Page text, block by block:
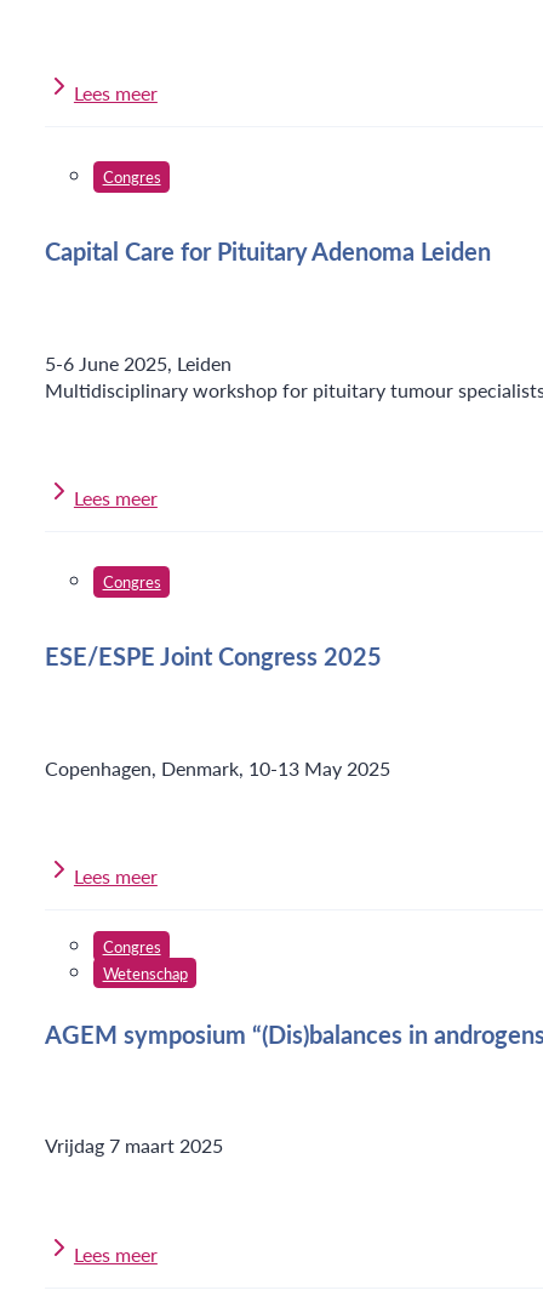
Lees meer
Capital Care for Pituitary Adenoma Leiden
Congres
5-6 June 2025, Leiden
Multidisciplinary workshop for pituitary tumour
Lees meer
ESE/ESPE Joint Congress 2025
Congres
Copenhagen, Denmark, 10-13 May 2025
Lees meer
AGEM symposium “(Dis)balances in
Congres
Wetenschap
Vrijdag 7 maart 2025
Lees meer